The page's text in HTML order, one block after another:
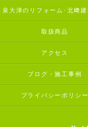
取扱商品
アクセス
ブログ・施工事例
プライバシーポリシー